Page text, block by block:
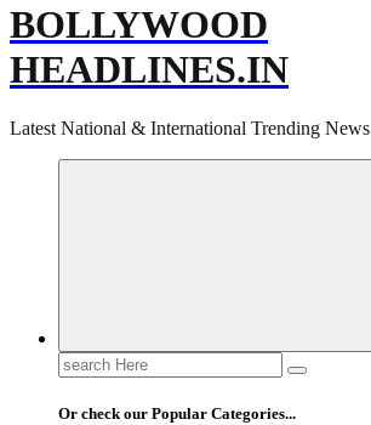
BOLLYWOOD
HEADLINES.IN
Latest National & International Trending News
Search
for:
Or check our Popular Categories...